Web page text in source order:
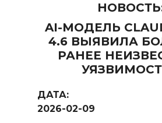
AI-МОДЕЛЬ
4.6 ВЫЯВИЛА
РАНЕЕ
ДАТА:
2026-02-09